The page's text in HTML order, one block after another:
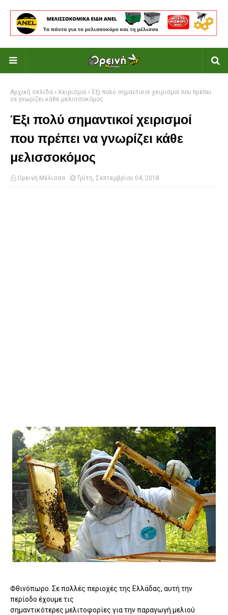
Αρχική σελίδα Χειρισμοί
Έξι πολύ σημαντικοί χειρισμοί που πρέπει
να γνωρίζει κάθε μελισσοκόμος
Έξι πολύ σημαντικοί χειρισμοί
που πρέπει να γνωρίζει κάθε
μελισσοκόμος
Ορεινή Μέλισσα Τρίτη, Σεπτεμβρίου 04, 2018
Φθινόπωρο. Σε πολλές περιοχές της Ελλάδας, αυτή την
περίοδο έχουµε τις
σηµαντικότερες µελιτοφορίες για την παραγωγή µελιού